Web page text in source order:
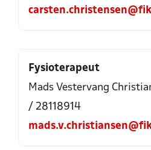
Fysioterapeut
Mads Vestervang
/ 28118914